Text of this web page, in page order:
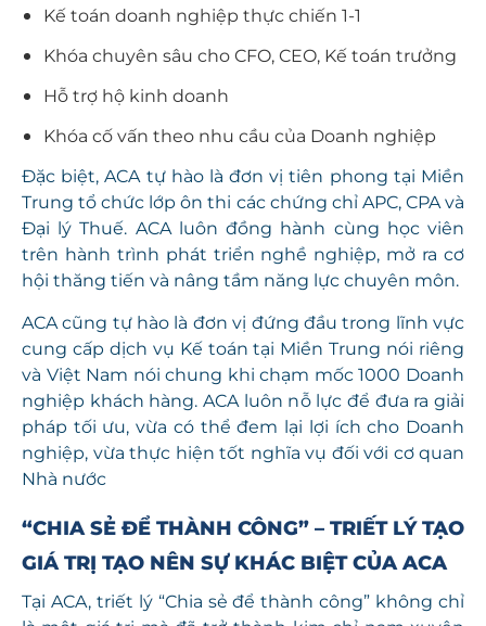
Kế toán doanh nghiệp thực chiến 1-1
Khóa chuyên sâu cho CFO, CEO, Kế toán trưởng
Hỗ trợ hộ kinh doanh
Khóa cố vấn theo nhu cầu của Doanh nghiệp
Đặc biệt, ACA tự hào là đơn vị tiên phong tại Miền
Trung tổ chức lớp ôn thi các chứng chỉ APC, CPA và
Đại lý Thuế. ACA luôn đồng hành cùng học viên
trên hành trình phát triển nghề nghiệp, mở ra cơ
hội thăng tiến và nâng tầm năng lực chuyên môn.
ACA cũng tự hào là đơn vị đứng đầu trong lĩnh vực
cung cấp dịch vụ Kế toán tại Miền Trung nói riêng
và Việt Nam nói chung khi chạm mốc 1000 Doanh
nghiệp khách hàng. ACA luôn nỗ lực để đưa ra giải
pháp tối ưu, vừa có thể đem lại lợi ích cho Doanh
nghiệp, vừa thực hiện tốt nghĩa vụ đối với cơ quan
Nhà nước
“CHIA SẺ ĐỂ THÀNH CÔNG” – TRIẾT LÝ TẠO
GIÁ TRỊ TẠO NÊN SỰ KHÁC BIỆT CỦA ACA
Tại ACA, triết lý “Chia sẻ để thành công” không chỉ